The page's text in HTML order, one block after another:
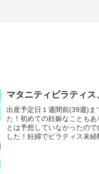
マタニティピラティ
出産予定日１週間前(39週)ま
た！初めての妊娠なことも
とは予想していなかったの
した！妊婦でピラティス未